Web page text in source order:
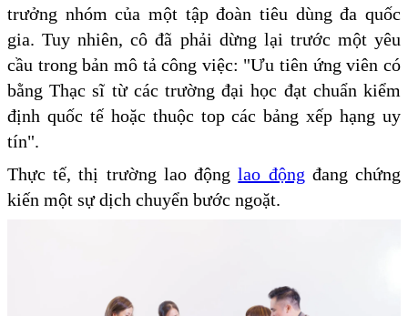
trưởng nhóm của một tập đoàn tiêu dùng đa quốc
gia. Tuy nhiên, cô đã phải dừng lại trước một yêu
cầu trong bản mô tả công việc: "Ưu tiên ứng viên có
bằng Thạc sĩ từ các trường đại học đạt chuẩn kiểm
định quốc tế hoặc thuộc top các bảng xếp hạng uy
tín".
Thực tế, thị trường lao độnglao động đang chứng
kiến một sự dịch chuyển bước ngoặt.